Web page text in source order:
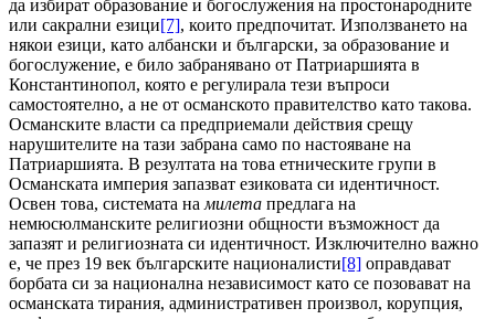
да избират образование и богослужения на простонародните
или сакрални езици[7], които предпочитат. Използването на
някои езици, като албански и български, за образование и
богослужение, е било забранявано от Патриаршията в
Константинопол, която е регулирала тези въпроси
самостоятелно, а не от османското правителство като такова.
Османските власти са предприемали действия срещу
нарушителите на тази забрана само по настояване на
Патриаршията. В резултата на това етническите групи в
Османската империя запазват езиковата си идентичност.
Освен това, системата намилета предлага на
немюсюлманските религиозни общности възможност да
запазят и религиозната си идентичност. Изключително важно
е, че през 19 век българските националисти[8] оправдават
борбата си за национална независимост като се позовават на
османската тирания, административен произвол, корупция,